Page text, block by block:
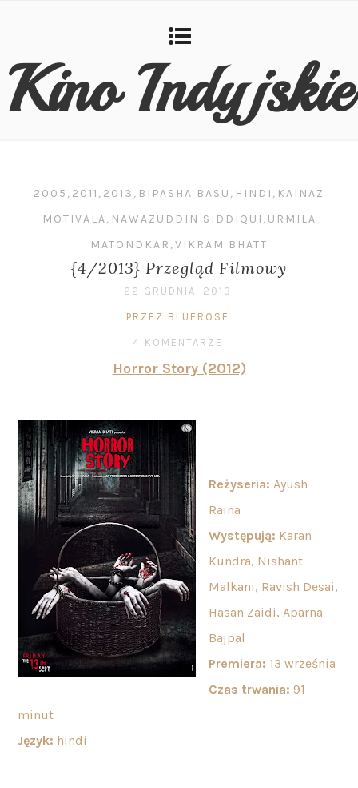
Kino Indyjskie
2005 , 2011 , 2013 , BIPASHA BASU , HINDI , KAINAZ
MOTIVALA, NAWAZUDDIN SIDDIQUI , URMILA
MATONDKAR ,VIKRAM BHATT
{4/2013} Przegląd Filmowy
22 GRUDNIA, 2013
PRZEZ BLUEROSE
4 KOMENTARZE
Horror Story (2012)
Reżyseria: Ayush
Raina
Występują: Karan
Kundra, Nishant
Malkani, Ravish Desai,
Hasan Zaidi, Aparna
Bajpal
Premiera: 13 września
Czas trwania: 91
minut
Język: hindi